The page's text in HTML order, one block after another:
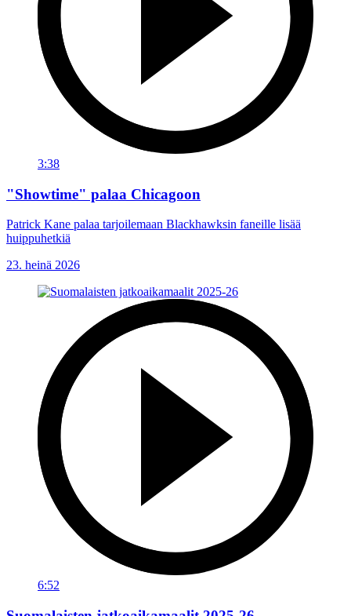
3:38
"Showtime" palaa Chicagoon
Patrick Kane palaa tarjoilemaan Blackhawksin faneille lisää
huippuhetkiä
23. heinä 2026
6:52